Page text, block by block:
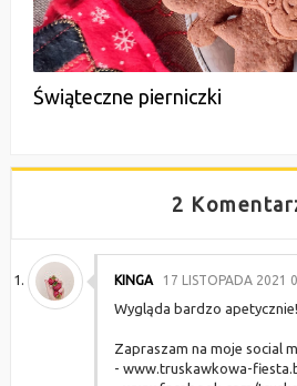
Świąteczne pierniczki
2
KINGA 17 LISTOPADA 2021
Wygląda bardzo
Zapraszam na moje social
- www.truskawkowa-